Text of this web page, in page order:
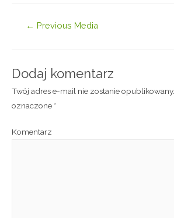
← Previous Media
Dodaj komentarz
Twój adres e-mail nie zostanie opublikowany.
oznaczone *
Komentarz